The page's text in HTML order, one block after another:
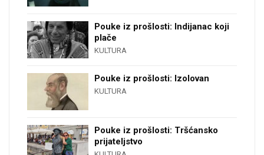
Pouke iz prošlosti: Indijanac koji
plače
KULTURA
Pouke iz prošlosti: Izolovan
KULTURA
Pouke iz prošlosti: Tršćansko
prijateljstvo